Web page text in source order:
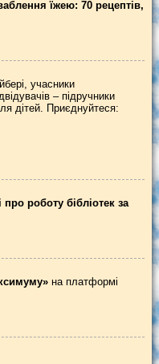
їжею: 70 рецептів,
учасники
– підручники
дітей. Приєднуйтеся:
про роботу бібліотек за
на платформі